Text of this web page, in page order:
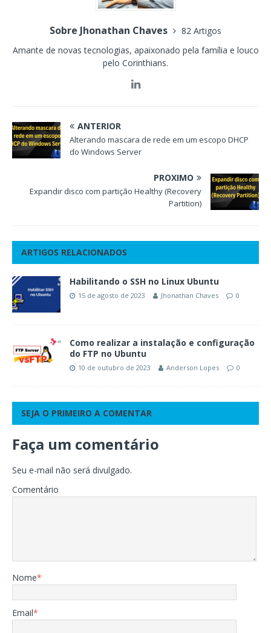
Sobre Jhonathan Chaves
82 Artigos
Amante de novas tecnologias, apaixonado pela família e louco
pelo Corinthians.
ANTERIOR
Alterando mascara de rede em um escopo DHCP
do Windows Server
PRÓXIMO
Expandir disco com partição Healthy (Recovery
Partition)
ARTIGOS RELACIONADOS
Habilitando o SSH no Linux Ubuntu
15 de agosto de 2023 Jhonathan Chaves 0
Como realizar a instalação e configuração
do FTP no Ubuntu
10 de outubro de 2023 Anderson Lopes 0
SEJA O PRIMEIRO A COMENTAR
Faça um comentário
Seu e-mail não será divulgado.
Comentário
Nome*
Email*